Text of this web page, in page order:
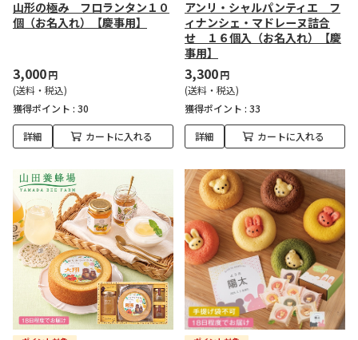
山形の極み フロランタン１０
個（お名入れ）【慶事用】
3,000円
(送料・税込)
獲得ポイント : 30
詳細 カートに入れる
アンリ・シャルパンティエ フ
ィナンシェ・マドレーヌ詰合
せ １６個入（お名入れ）【慶
事用】
3,300円
(送料・税込)
獲得ポイント : 33
詳細 カートに入れる